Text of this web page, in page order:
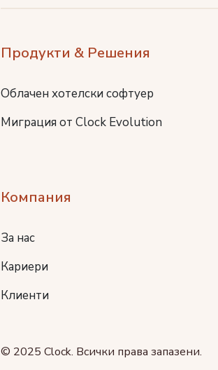
Продукти & Решения
Облачен хотелски софтуер
Миграция от Clock Evolution
Компания
За нас
Кариери
Клиенти
© 2025 Clock. Всички права запазени.